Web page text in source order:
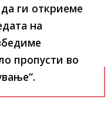
ги откриеме
на
пропусти во